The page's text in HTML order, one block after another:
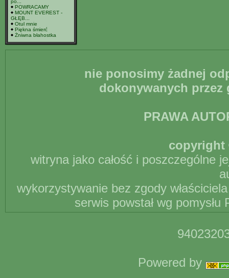
po...
POWRACAMY
MOUNT EVEREST -
GŁĘB...
Otul mnie
Piękna śmierć
Żniwna błahostka
nie ponosimy żadnej
dokonywanych
PRAWA
copyright
witryna jako całość i poszczególne
wykorzystywanie bez zgody
serwis powstał wg
Powered by